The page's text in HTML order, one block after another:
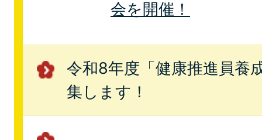
会を開催！
令和8年度「健康推進員養
集します！